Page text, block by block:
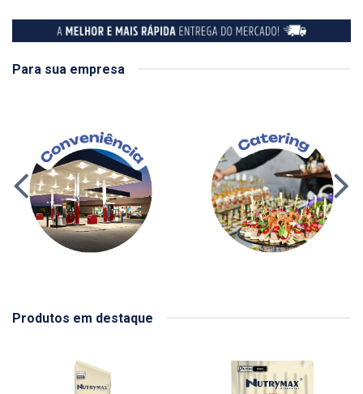
Para sua empresa
Produtos em destaque